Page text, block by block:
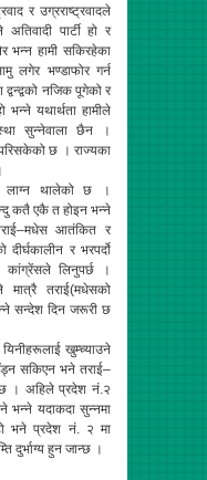
र उग्रराष्ट्रवादले
पार्टी हो र
भन्न हामी सकिरहेका
लगेर भण्डाफोर गर्न
नजिक पूगेको र
भन्ने यथार्थता हामीले
सुन्नेवाला छैन ।
परिसकेको छ । राज्यका
लाग्न थालेको छ ।
कतै एकै त होइन भन्ने
आतंकित र
र भरपर्दो
कांग्रेंसले लिनुपर्छ ।
तराई(मधेसको
सन्देश दिन जरूरी छ
यिनीहरूलाई खुम्च्याउने
सकिएन भने तराई–
। अहिले प्रदेश नं.२
भन्ने यदाकदा सुन्नमा
भने प्रदेश नं. २ मा
दुर्भाग्य हुन जान्छ ।